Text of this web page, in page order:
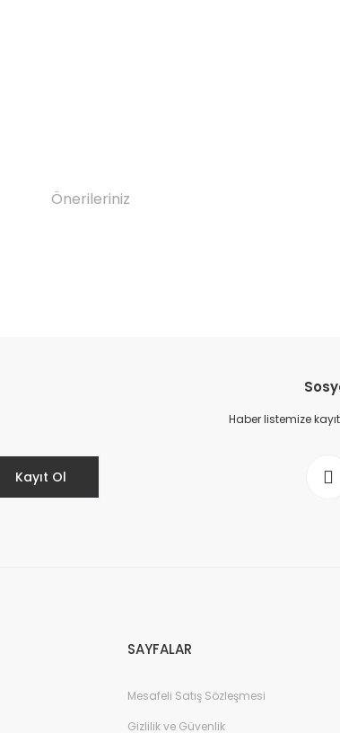
Önerileriniz
Kayıt Ol
Haber listemize
SAYFALAR
Mesafeli Satış Sözleşmesi
Gizlilik ve Güvenlik